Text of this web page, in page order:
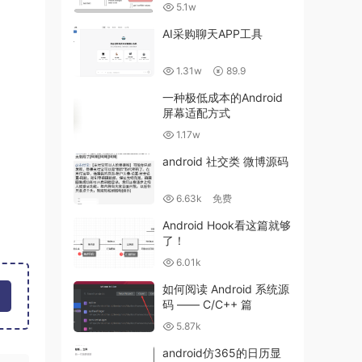
5.1w
AI采购聊天APP工具
1.31w 89.9
一种极低成本的Android
屏幕适配方式
1.17w
android 社交类 微博源码
6.63k 免费
Android Hook看这篇就够
了！
6.01k
如何阅读 Android 系统源
码 —— C/C++ 篇
5.87k
android仿365的日历显